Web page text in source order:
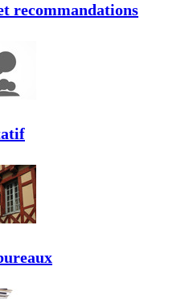
recommandations